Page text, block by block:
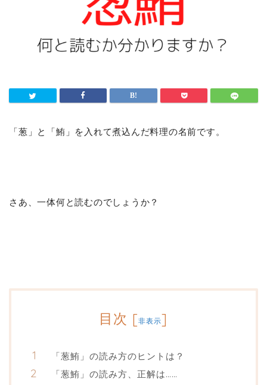
「葱」と「鮪」を入れて煮込んだ料理の名前です。
さあ、一体何と読むのでしょうか？
目次 [非表示]
「葱鮪」の読み方のヒントは？
「葱鮪」の読み方、正解は……